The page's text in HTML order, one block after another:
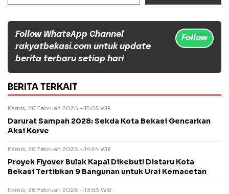
Follow WhatsApp Channel
rakyatbekasi.com untuk update
berita terbaru setiap hari
Follow
BERITA TERKAIT
Kamis, 26 Februari 2026 - 15:05 WIB
Darurat Sampah 2028: Sekda Kota Bekasi Gencarkan
Aksi Korve
Kamis, 26 Februari 2026 - 14:24 WIB
Proyek Flyover Bulak Kapal Dikebut! Distaru Kota
Bekasi Tertibkan 9 Bangunan untuk Urai Kemacetan
Kamis, 26 Februari 2026 - 13:53 WIB